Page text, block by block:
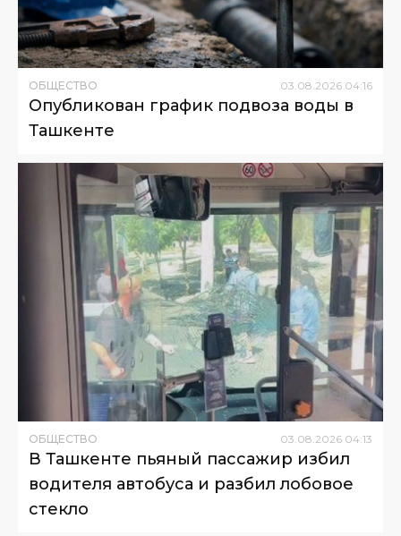
ОБЩЕСТВО 03 08 2026 04:16
Опубликован график подвоза воды в
Ташкенте
ОБЩЕСТВО 03.08.2026 04:13
В Ташкенте пьяный пассажир избил
водителя автобуса и разбил лобовое
стекло